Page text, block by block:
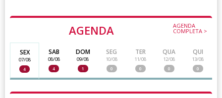
AGENDA AGENDA
COMPLETA >
SEX
07/08
4
SAB
08/08
4
DOM
09/08
1
SEG
10/08
0
TER
11/08
0
QUA
12/08
0
QUI
13/08
0